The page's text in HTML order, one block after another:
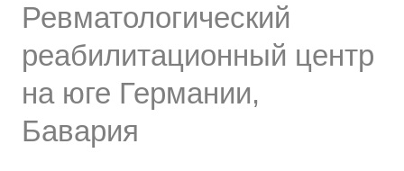
Ревматологический
реабилитационный центр
на юге Германии,
Бавария